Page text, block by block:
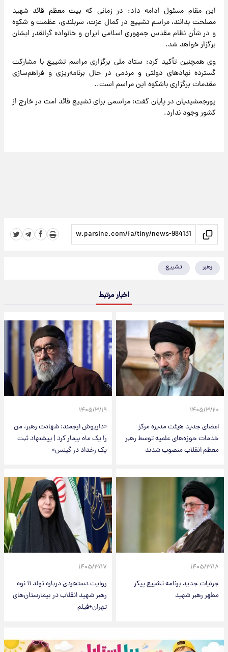
این مقام مسئول ادامه داد: در زمانی که بیت معظم قائد شهید
مصلحت بدانند، مراسم تشییع در کمال عزت، سربلندی، عظمت و شکوه
و در شأن نظام مقدس جمهوری اسلامی ایران و خانواده گرانقدر ایشان
برگزار خواهد شد.
وی همچنین تأکید کرد: ستاد ملی برگزاری مراسم تشییع با مشارکت
گسترده نهادهای دولتی و مردمی در حال برنامه‌ریزی و فراهم‌سازی
مقدمات برگزاری باشکوه این مراسم است..
پورجمشیدیان در پایان گفت: مراسمی برای تشییع قائد امت در خارج از
کشور وجود ندارد.
رهبر تشییع
اخبار مرتبط
۱۴۰۵/۳/۲۰
اعضای جدید هیئت مدیره مرکز
خدمات حوزه‌های علمیه توسط رهبر
معظم انقلاب منصوب شدند
۱۴۰۵/۳/۱۹
«داریوش ارجمند: شهادت رهبر، من
را یک ماه بیمار کرد | پیشنهاد ثبت
یک رخداد در گینس»
۱۴۰۵/۳/۱۸
جرئیات جدید برنامه تشییع پیکر
مطهر رهبر شهید
۱۴۰۵/۳/۱۷
روایت دستجردی درباره تولد ۱۱ نوه
رهبر شهید انقلاب در بیمارستان‌های
تهران+فیلم